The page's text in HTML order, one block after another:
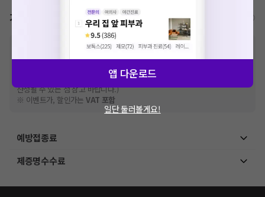
가격표 비급여/급여 진료란?
추가비용 등으로 실제 가격과 상이할 수 있으니, 정확
한 가격은 해당 의료기관에 직접 문의해주세요.
건강보험심사평가원에 고지되어 있는 급여 진료 기준 가
격입니다. (진료와 연관된 복합적인 비용이 추가되어, 병원마다 금액이 다르게
산정될 수 있는 점 참고 바랍니다.)
※ 이벤트가, 할인가는VAT 포함
예방접종료
제증명수수료
앱 다운로드
일단 둘러볼게요!